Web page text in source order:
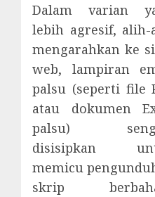
Dalam varian
lebih agresif, alih-
mengarahkan ke
web, lampiran
palsu (seperti file
atau dokumen
palsu)
disisipkan
memicu
skrip